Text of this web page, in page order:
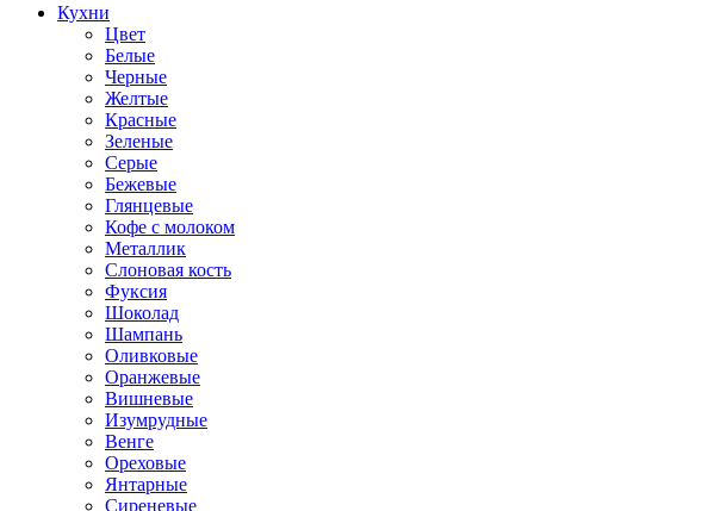
Кухни
Цвет
Белые
Черные
Желтые
Красные
Зеленые
Серые
Бежевые
Глянцевые
Кофе с молоком
Металлик
Слоновая кость
Фуксия
Шоколад
Шампань
Оливковые
Оранжевые
Вишневые
Изумрудные
Венге
Ореховые
Янтарные
Сиреневые